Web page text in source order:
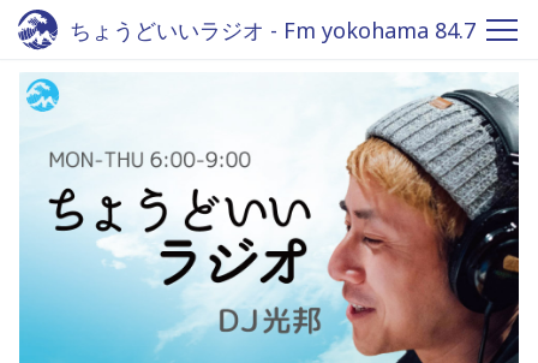
ちょうどいいラジオ - Fm yokohama 84.7